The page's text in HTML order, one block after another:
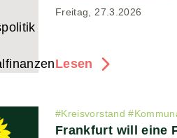
Freitag, 27.3.2026
Lesen
#Kreisvorstand #
Frankfurt will eine